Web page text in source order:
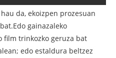
da, ekoizpen prozesuan
gainazaleko
film trinkozko geruza bat
edo estaldura beltzez